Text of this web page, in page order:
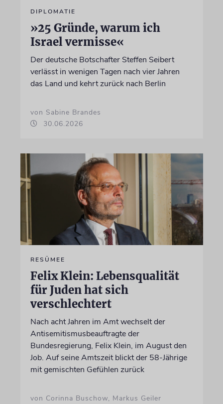
DIPLOMATIE
»25 Gründe, warum ich
Israel vermisse«
Der deutsche Botschafter Steffen Seibert
verlässt in wenigen Tagen nach vier Jahren
das Land und kehrt zurück nach Berlin
von Sabine Brandes
30.06.2026
RESÜMEE
Felix Klein: Lebensqualität
für Juden hat sich
verschlechtert
Nach acht Jahren im Amt wechselt der
Antisemitismusbeauftragte der
Bundesregierung, Felix Klein, im August den
Job. Auf seine Amtszeit blickt der 58-Jährige
mit gemischten Gefühlen zurück
von Corinna Buschow, Markus Geiler